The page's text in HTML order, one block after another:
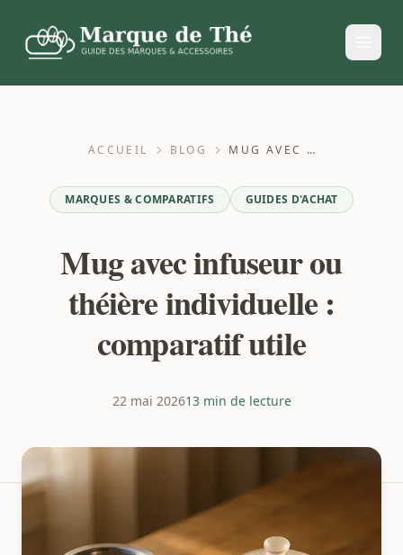
ACCUEIL BLOG MUG AVEC INFUSEUR OU THÉIÈRE INDIVIDUELLE : COMPARATIF UTILE
MARQUES & COMPARATIFS GUIDES D'ACHAT
Mug avec infuseur ou
théière individuelle :
comparatif utile
22 mai 202613 min de lecture